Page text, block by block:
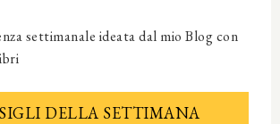
settimanale ideata dal mio Blog con
DELLA SETTIMANA